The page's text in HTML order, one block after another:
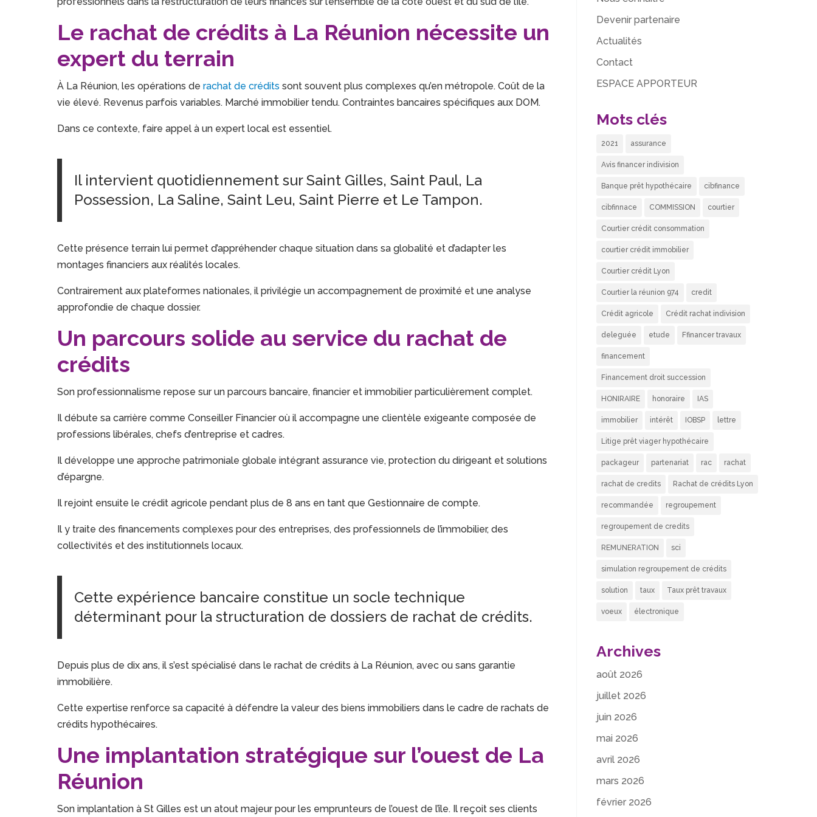
Le rachat de crédits à La Réunion nécessite un
expert du terrain
À La Réunion, les opérations derachat de crédits sont souvent plus complexes qu’en métropole. Coût de la
vie élevé. Revenus parfois variables. Marché immobilier tendu. Contraintes bancaires spécifiques aux DOM.
Dans ce contexte, faire appel à un expert local est essentiel.
Il intervient quotidiennement sur Saint Gilles, Saint Paul, La
Possession, La Saline, Saint Leu, Saint Pierre et Le Tampon.
Cette présence terrain lui permet d’appréhender chaque situation dans sa globalité et d’adapter les
montages financiers aux réalités locales.
Contrairement aux plateformes nationales, il privilégie un accompagnement de proximité et une analyse
approfondie de chaque dossier.
Un parcours solide au service du rachat de
crédits
Son professionnalisme repose sur un parcours bancaire, financier et immobilier particulièrement complet.
Il débute sa carrière comme Conseiller Financier où il accompagne une clientèle exigeante composée de
professions libérales, chefs d’entreprise et cadres.
Il développe une approche patrimoniale globale intégrant assurance vie, protection du dirigeant et solutions
d’épargne.
Il rejoint ensuite le crédit agricole pendant plus de 8 ans en tant que Gestionnaire de compte.
Il y traite des financements complexes pour des entreprises, des professionnels de l’immobilier, des
collectivités et des institutionnels locaux.
Cette expérience bancaire constitue un socle technique
déterminant pour la structuration de dossiers de rachat de crédits.
Depuis plus de dix ans, il s’est spécialisé dans le rachat de crédits à La Réunion, avec ou sans garantie
immobilière.
Cette expertise renforce sa capacité à défendre la valeur des biens immobiliers dans le cadre de rachats de
crédits hypothécaires.
Une implantation stratégique sur l’ouest de La
Réunion
Son implantation à St Gilles est un atout majeur pour les emprunteurs de l’ouest de l’île. Il reçoit ses clients
Devenir partenaire
Actualités
Contact
ESPACE APPORTEUR
Mots clés
2021 assurance
Avis financer indivision
Banque prêt hypothécaire cibfinance
cibfinnace COMMISSION courtier
Courtier crédit consommation
courtier crédit immobilier
Courtier crédit Lyon
Courtier la réunion 974 credit
Crédit agricole Crédit rachat indivision
deleguée etude Ffinancer travaux
financement
Financement droit succession
HONIRAIRE honoraire IAS
immobilier intérêt IOBSP lettre
Litige prêt viager hypothécaire
packageur partenariat rac rachat
rachat de credits Rachat de crédits Lyon
recommandée regroupement
regroupement de credits
REMUNERATION sci
simulation regroupement de crédits
solution taux Taux prêt travaux
voeux électronique
Archives
août 2026
juillet 2026
juin 2026
mai 2026
avril 2026
mars 2026
février 2026